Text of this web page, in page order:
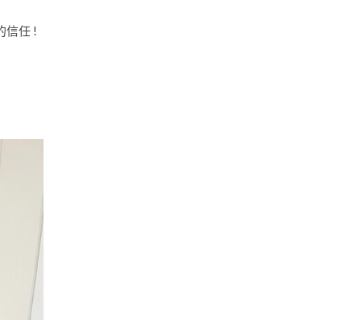
信任 !